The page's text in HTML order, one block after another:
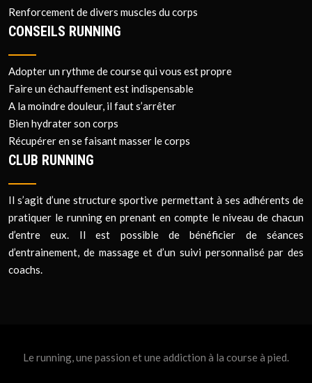
Renforcement de divers muscles du corps
CONSEILS RUNNING
Adopter un rythme de course qui vous est propre
Faire un échauffement est indispensable
A la moindre douleur, il faut s’arrêter
Bien hydrater son corps
Récupérer en se faisant masser le corps
CLUB RUNNING
Il s’agit d’une structure sportive permettant à ses adhérents de
pratiquer le running en prenant en compte le niveau de chacun
d’entre eux. Il est possible de bénéficier de séances
d’entrainement, de massage et d’un suivi personnalisé par des
coachs.
Le running, une passion et une addiction à la course à pied.